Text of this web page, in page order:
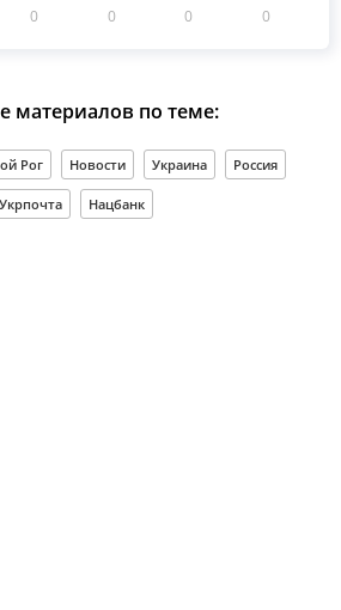
0 0 0 0
материалов по теме:
Рог Новости Украина Россия
Укрпочта Нацбанк